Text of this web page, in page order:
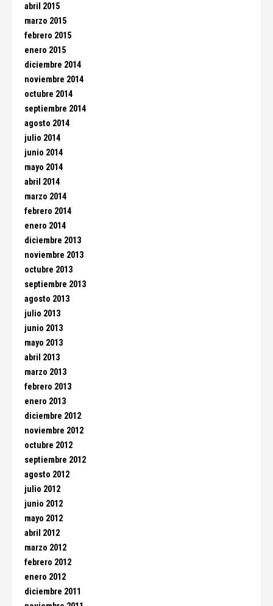
abril 2015
marzo 2015
febrero 2015
enero 2015
diciembre 2014
noviembre 2014
octubre 2014
septiembre 2014
agosto 2014
julio 2014
junio 2014
mayo 2014
abril 2014
marzo 2014
febrero 2014
enero 2014
diciembre 2013
noviembre 2013
octubre 2013
septiembre 2013
agosto 2013
julio 2013
junio 2013
mayo 2013
abril 2013
marzo 2013
febrero 2013
enero 2013
diciembre 2012
noviembre 2012
octubre 2012
septiembre 2012
agosto 2012
julio 2012
junio 2012
mayo 2012
abril 2012
marzo 2012
febrero 2012
enero 2012
diciembre 2011